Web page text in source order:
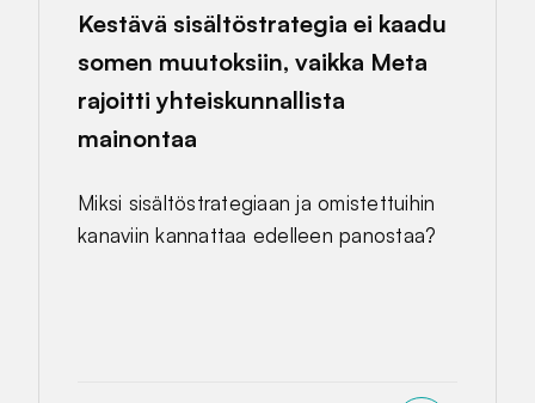
Kestävä sisältöstrategia ei kaadu
somen muutoksiin, vaikka Meta
rajoitti yhteiskunnallista
mainontaa
Miksi sisältöstrategiaan ja omistettuihin
kanaviin kannattaa edelleen panostaa?